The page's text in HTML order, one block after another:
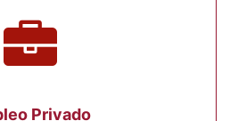
Privado